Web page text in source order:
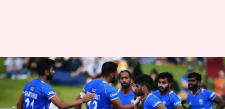
16 ஆண்டுகளுக்கு பிறகு
சென்னையில் மீண்டும்
சர்வதேச ஹாக்கி போட்டி